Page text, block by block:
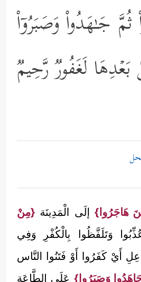
ثُمَّ جَـٰهَدُواْ وَصَبَرُوۤاْ
لَغَفُورࣱ رَّحِیمࣱ
هَاجَرُوا} إلَى الْمَدِينَة {مِنْ
وَتَلَفَّظُوا بِالْكُفْرِ وَفِي
أَيْ كَفَرُوا أَوْ فَتَنُوا النَّاس
وَصَبَرُوا} عَلَى الطَّاعَة